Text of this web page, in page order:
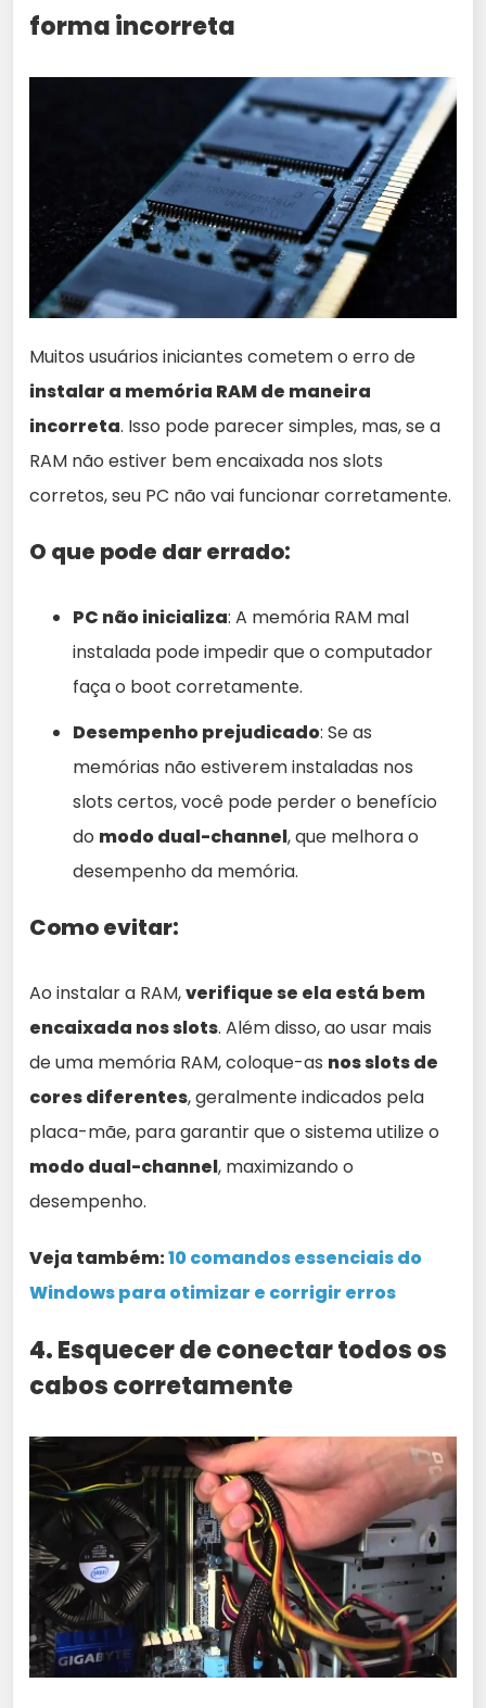
forma incorreta
Muitos usuários iniciantes cometem o erro de
instalar a memória RAM de maneira
incorreta. Isso pode parecer simples, mas, se a
RAM não estiver bem encaixada nos slots
corretos, seu PC não vai funcionar corretamente.
O que pode dar errado:
PC não inicializa: A memória RAM mal
instalada pode impedir que o computador
faça o boot corretamente.
Desempenho prejudicado: Se as
memórias não estiverem instaladas nos
slots certos, você pode perder o benefício
do modo dual-channel, que melhora o
desempenho da memória.
Como evitar:
Ao instalar a RAM,verifique se ela está bem
encaixada nos slots. Além disso, ao usar mais
de uma memória RAM, coloque-as nos slots de
cores diferentes, geralmente indicados pela
placa-mãe, para garantir que o sistema utilize o
modo dual-channel, maximizando o
desempenho.
Veja também:10 comandos essenciais do
Windows para otimizar e corrigir erros
4. Esquecer de conectar todos os
cabos corretamente